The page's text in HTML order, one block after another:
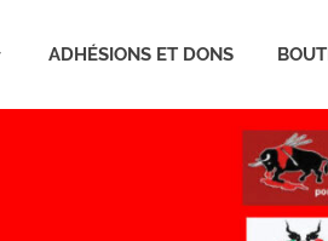
ADHÉSIONS ET DONS